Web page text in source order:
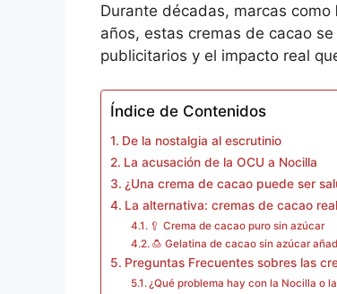
Durante décadas, marcas como
años, estas cremas de cacao
publicitarios y el impacto real
Índice de Contenidos
De la nostalgia al escrutinio
La acusación de la OCU a Nocilla
¿Una crema de cacao puede ser
La alternativa: cremas de cacao
🥄 Crema de cacao puro sin azúcar
🍮 Gelatina de cacao sin azúcar
Preguntas Frecuentes sobres las
¿Qué problema hay con la Nocilla o